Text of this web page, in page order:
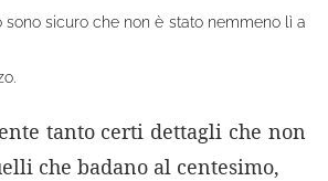
sono sicuro che non è stato nemmeno lì a
tanto certi dettagli che non
che badano al centesimo,